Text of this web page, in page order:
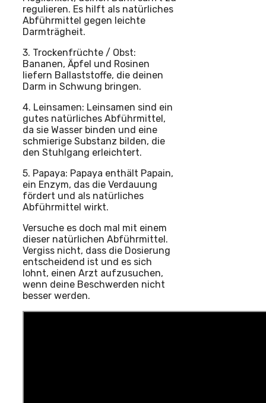
regulieren. Es hilft als natürliches
Abführmittel gegen leichte
Darmträgheit.
3. Trockenfrüchte / Obst:
Bananen, Äpfel und Rosinen
liefern Ballaststoffe, die deinen
Darm in Schwung bringen.
4. Leinsamen: Leinsamen sind ein
gutes natürliches Abführmittel,
da sie Wasser binden und eine
schmierige Substanz bilden, die
den Stuhlgang erleichtert.
5. Papaya: Papaya enthält Papain,
ein Enzym, das die Verdauung
fördert und als natürliches
Abführmittel wirkt.
Versuche es doch mal mit einem
dieser natürlichen Abführmittel.
Vergiss nicht, dass die Dosierung
entscheidend ist und es sich
lohnt, einen Arzt aufzusuchen,
wenn deine Beschwerden nicht
besser werden.